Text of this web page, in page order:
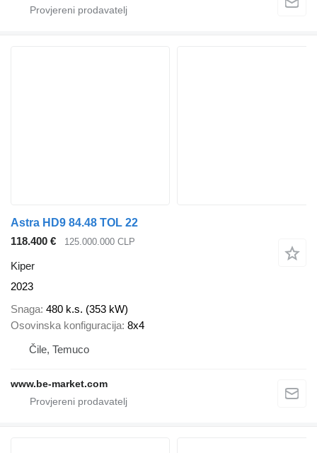
Astra HD9 84.48 TOL 22
118.400 €
125.000.000 CLP
Kiper
2023
Snaga 480 k.s. (353 kW)
Osovinska konfiguracija 8x4
Čile, Temuco
www.be-market.com